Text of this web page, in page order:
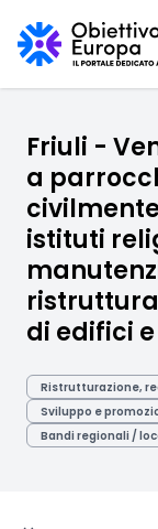
Friuli -
a
istituti
di edifici
Ristrutturazione,
Sviluppo e
Bandi regionali /